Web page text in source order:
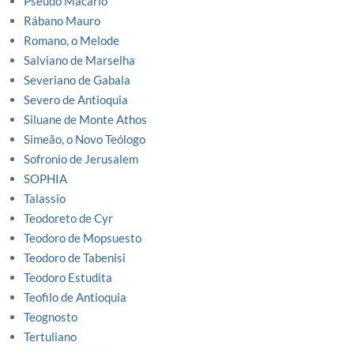
Rábano Mauro
Romano, o Melode
Salviano de Marselha
Severiano de Gabala
Severo de Antioquia
Siluane de Monte Athos
Simeão, o Novo Teólogo
Sofronio de Jerusalem
SOPHIA
Talassio
Teodoreto de Cyr
Teodoro de Mopsuesto
Teodoro de Tabenisi
Teodoro Estudita
Teofilo de Antioquia
Teognosto
Tertuliano